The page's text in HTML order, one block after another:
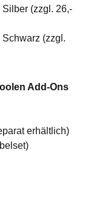
(zzgl. 26,-
(zzgl.
Add-Ons
erhältlich)